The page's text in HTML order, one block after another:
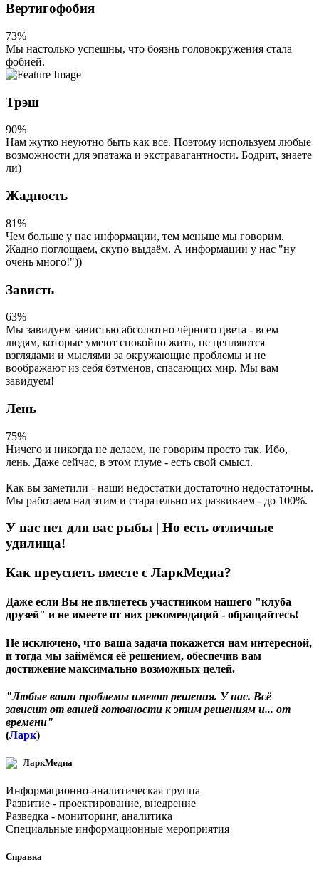
Вертигофобия
73%
Мы настолько успешны, что боязнь головокружения стала
фобией.
Трэш
90%
Нам жутко неуютно быть как все. Поэтому используем любые
возможности для эпатажа и экстравагантности. Бодрит, знаете
ли)
Жадность
81%
Чем больше у нас информации, тем меньше мы говорим.
Жадно поглощаем, скупо выдаём. А информации у нас "ну
очень много!"))
Зависть
63%
Мы завидуем завистью абсолютно чёрного цвета - всем
людям, которые умеют спокойно жить, не цепляются
взглядами и мыслями за окружающие проблемы и не
воображают из себя бэтменов, спасающих мир. Мы вам
завидуем!
Лень
75%
Ничего и никогда не делаем, не говорим просто так. Ибо,
лень. Даже сейчас, в этом глуме - есть свой смысл.
Как вы заметили - наши недостатки достаточно недостаточны.
Мы работаем над этим и старательно их развиваем - до 100%.
У нас нет для вас рыбы | Но есть отличные
удилища!
Как преуспеть вместе с ЛаркМедиа?
Даже если Вы не являетесь участником нашего "клуба
друзей" и не имеете от них рекомендаций - обращайтесь!
Не исключено, что ваша задача покажется нам интересной,
и тогда мы займёмся её решением, обеспечив вам
достижение максимально возможных целей.
"Любые ваши проблемы имеют решения. У нас. Всё
зависит от вашей готовности к этим решениям и... от
времени"
(Ларк)
ЛаркМедиа
Информационно-аналитическая группа
Развитие - проектирование, внедрение
Разведка - мониторинг, аналитика
Специальные информационные мероприятия
Справка